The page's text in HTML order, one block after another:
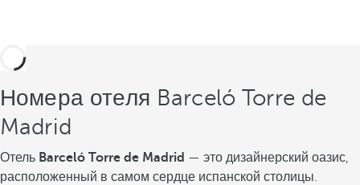
Номера отеля Barceló Torre de
Madrid
Отель Barceló Torre de Madrid — это дизайнерский оазис,
расположенный в самом сердце испанской столицы.